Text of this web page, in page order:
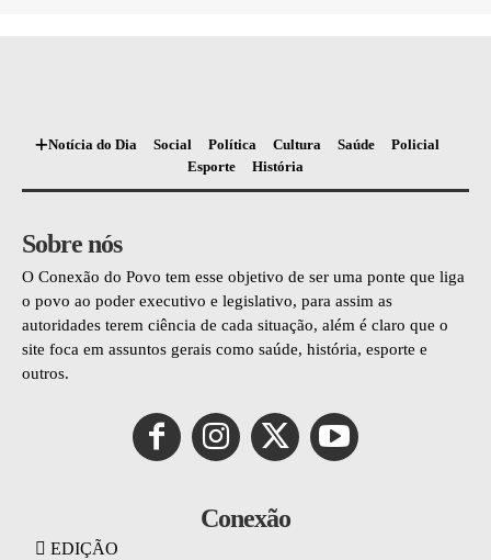
Notícia do Dia Social Política Cultura Saúde
Policial
Esporte
História
Sobre nós
O Conexão do Povo tem esse objetivo de ser uma ponte que liga
o povo ao poder executivo e legislativo, para assim as
autoridades terem ciência de cada situação, além é claro que o
site foca em assuntos gerais como saúde, história, esporte e
outros.
Conexão
EDIÇÃO